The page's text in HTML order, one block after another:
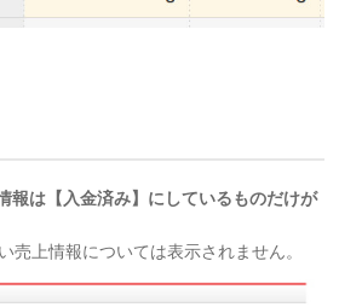
報は【入金済み】にしているものだけが
売上情報については表示されません。